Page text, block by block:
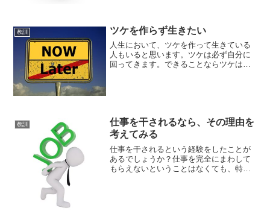
教訓 ツケを作らず生きたい
人生において、ツケを作って生きている
人もいると思います。ツケは必ず自分に
回ってきます。できることならツケは作
教訓
仕事を干されるなら、その理由を
考えてみる
仕事を干されるという経験をしたことが
あるでしょうか？仕事を完全にまわして
もらえないということはなくても、特定